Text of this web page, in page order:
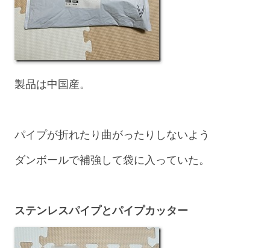
製品は中国産。
パイプが折れたり曲がったりしないよう
ダンボールで補強して袋に入っていた。
ステンレスパイプとパイプカッター